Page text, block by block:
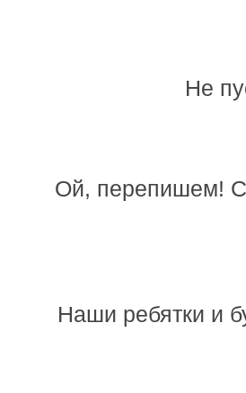
Не
Ой, перепишем!
Наши ребятки и